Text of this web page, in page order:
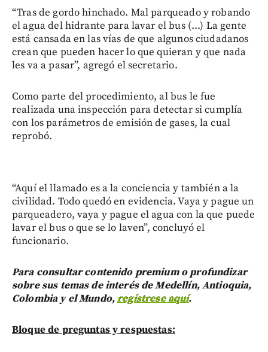
“Tras de gordo hinchado. Mal parqueado y robando
el agua del hidrante para lavar el bus (...) La gente
está cansada en las vías de que algunos ciudadanos
crean que pueden hacer lo que quieran y que nada
les va a pasar”, agregó el secretario.
Como parte del procedimiento, al bus le fue
realizada una inspección para detectar si cumplía
con los parámetros de emisión de gases, la cual
reprobó.
“Aquí el llamado es a la conciencia y también a la
civilidad. Todo quedó en evidencia. Vaya y pague un
parqueadero, vaya y pague el agua con la que puede
lavar el bus o que se lo laven”, concluyó el
funcionario.
Para consultar contenido premium o profundizar
sobre sus temas de interés de Medellín, Antioquia,
Colombia y el Mundo,regístrese aquí.
Bloque de preguntas y respuestas: